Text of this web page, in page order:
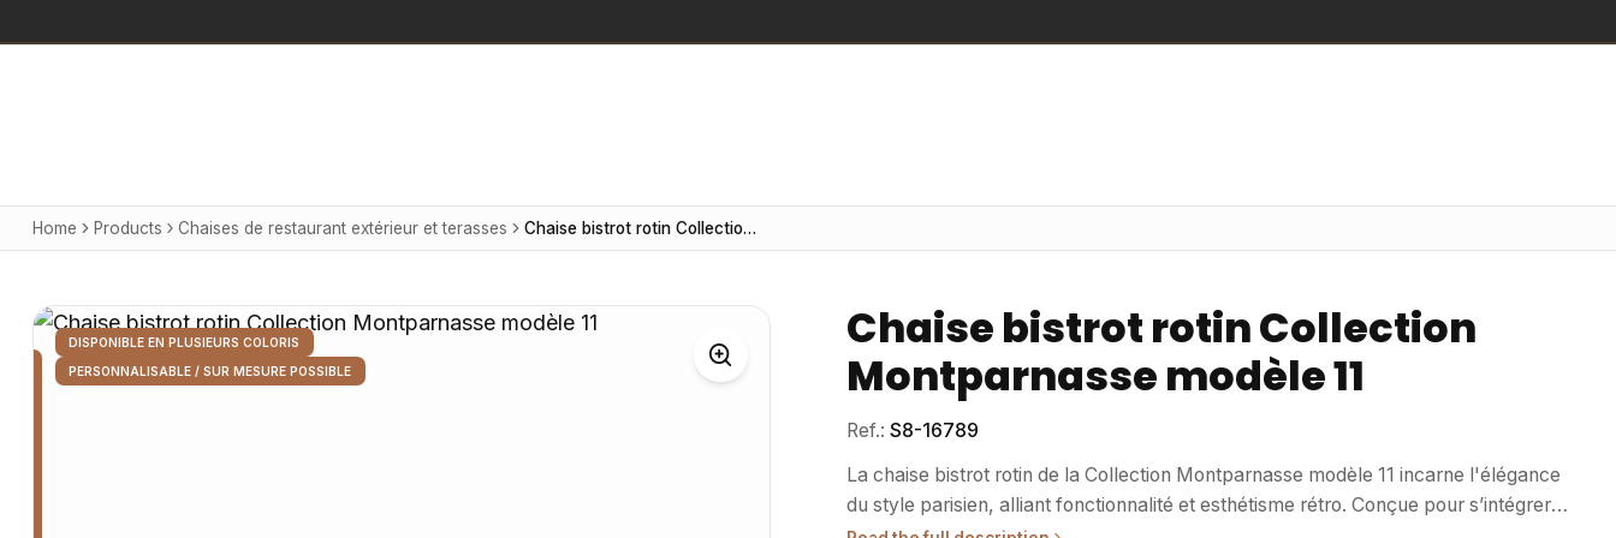
Home Products Chaises de restaurant extérieur et terasses Chaise bistrot rotin Collection Montparnasse modèle 11
DISPONIBLE EN PLUSIEURS COLORIS
PERSONNALISABLE / SUR MESURE POSSIBLE
Chaise bistrot rotin Collection
Montparnasse modèle 11
Ref.: S8-16789
La chaise bistrot rotin de la Collection Montparnasse modèle 11 incarne l'élégance
du style parisien, alliant fonctionnalité et esthétisme rétro. Conçue pour s’intégrer